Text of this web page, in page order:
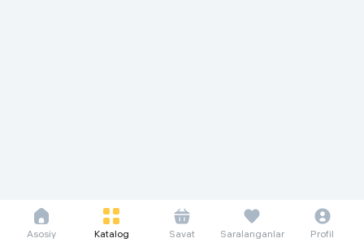
Asosiy Katalog Savat Saralanganlar Profil